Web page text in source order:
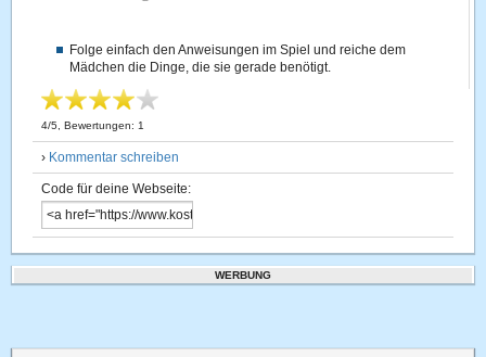
Folge einfach den Anweisungen im Spiel und reiche dem
Mädchen die Dinge, die sie gerade benötigt.
4/5 , Bewertungen: 1
› Kommentar schreiben
Code für deine Webseite:
WERBUNG